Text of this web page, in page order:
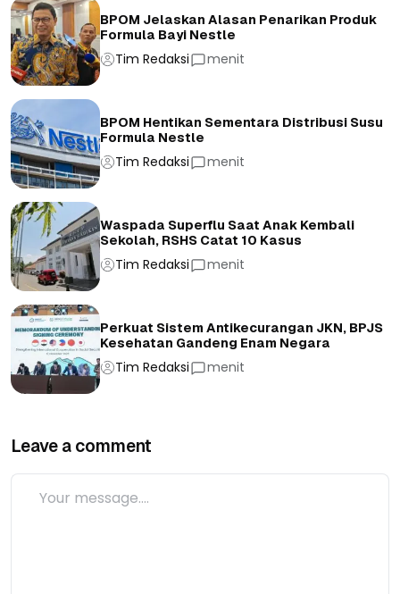
BPOM Jelaskan Alasan Penarikan Produk
Formula Bayi Nestle
Tim Redaksi menit
BPOM Hentikan Sementara Distribusi Susu
Formula Nestle
Tim Redaksi menit
Waspada Superflu Saat Anak Kembali
Sekolah, RSHS Catat 10 Kasus
Tim Redaksi menit
Perkuat Sistem Antikecurangan JKN, BPJS
Kesehatan Gandeng Enam Negara
Tim Redaksi menit
Leave a comment